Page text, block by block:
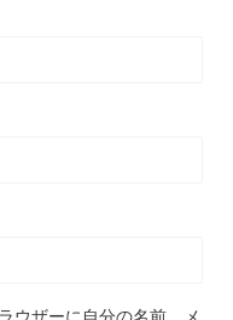
ウザーに自分の名前、メ